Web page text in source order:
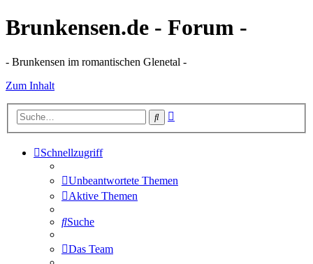
Brunkensen.de - Forum -
- Brunkensen im romantischen Glenetal -
Zum Inhalt
Suche
Schnellzugriff
Unbeantwortete Themen
Aktive Themen
Suche
Das Team